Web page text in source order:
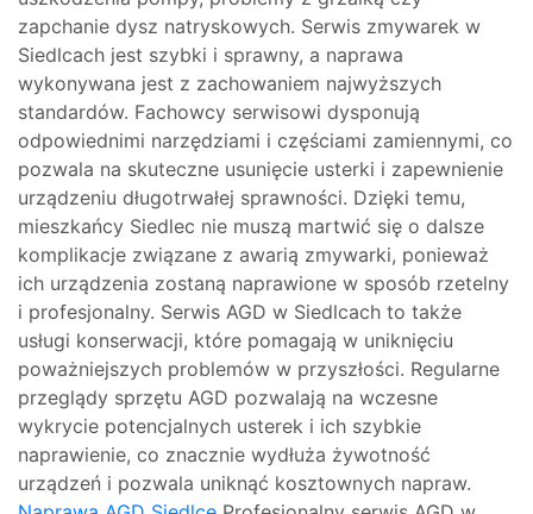
zapchanie dysz natryskowych. Serwis zmywarek w
Siedlcach jest szybki i sprawny, a naprawa
wykonywana jest z zachowaniem najwyższych
standardów. Fachowcy serwisowi dysponują
odpowiednimi narzędziami i częściami zamiennymi, co
pozwala na skuteczne usunięcie usterki i zapewnienie
urządzeniu długotrwałej sprawności. Dzięki temu,
mieszkańcy Siedlec nie muszą martwić się o dalsze
komplikacje związane z awarią zmywarki, ponieważ
ich urządzenia zostaną naprawione w sposób rzetelny
i profesjonalny. Serwis AGD w Siedlcach to także
usługi konserwacji, które pomagają w uniknięciu
poważniejszych problemów w przyszłości. Regularne
przeglądy sprzętu AGD pozwalają na wczesne
wykrycie potencjalnych usterek i ich szybkie
naprawienie, co znacznie wydłuża żywotność
urządzeń i pozwala uniknąć kosztownych napraw.